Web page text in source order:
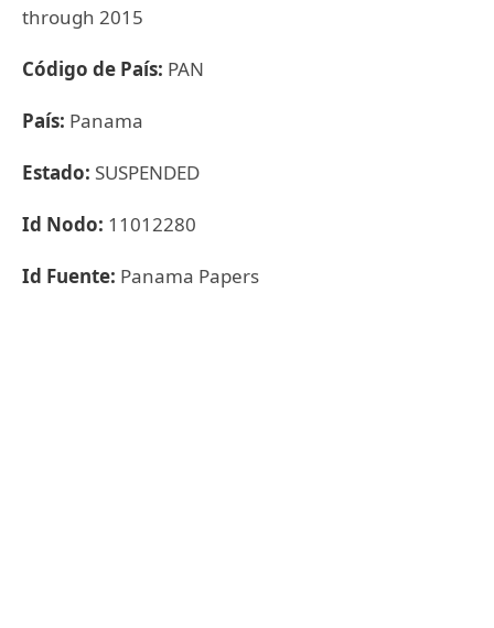
through 2015
Código de País: PAN
País: Panama
Estado: SUSPENDED
Id Nodo: 11012280
Id Fuente: Panama Papers